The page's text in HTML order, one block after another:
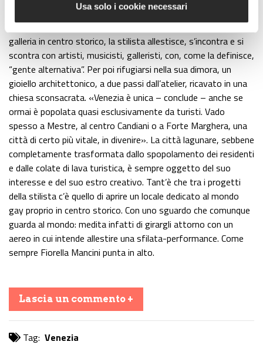
Usa solo i cookie necessari
«Questo sarà pure un paradiso – commenta – ma vivo a
Venezia, di cui non riesco a fare a meno. L’adoro». Nella sua
galleria in centro storico, la stilista allestisce, s’incontra e si
scontra con artisti, musicisti, galleristi, con, come la definisce,
“gente alternativa”. Per poi rifugiarsi nella sua dimora, un
gioiello architettonico, a due passi dall’atelier, ricavato in una
chiesa sconsacrata. «Venezia è unica – conclude – anche se
ormai è popolata quasi esclusivamente da turisti. Vado
spesso a Mestre, al centro Candiani o a Forte Marghera, una
città di certo più vitale, in divenire». La città lagunare, sebbene
completamente trasformata dallo spopolamento dei residenti
e dalle colate di lava turistica, è sempre oggetto del suo
interesse e del suo estro creativo. Tant’è che tra i progetti
della stilista c’è quello di aprire un locale dedicato al mondo
gay proprio in centro storico. Con uno sguardo che comunque
guarda al mondo: medita infatti di girargli attorno con un
aereo in cui intende allestire una sfilata-performance. Come
sempre Fiorella Mancini punta in alto.
Lascia un commento +
Tag: Venezia